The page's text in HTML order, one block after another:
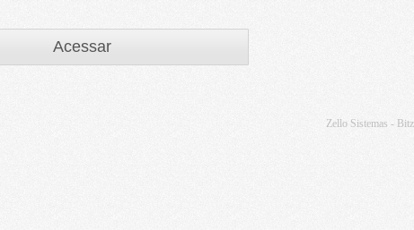
Acessar
Zello Sistemas -